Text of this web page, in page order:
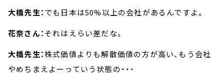
大橋先生：でも日本は50%以上の会社があるんですよ。
花奈さん：それはえらい差だな。
大橋先生：株式価値よりも解散価値の方が高い、もう会社
やめちまえよーっていう状態の・・・